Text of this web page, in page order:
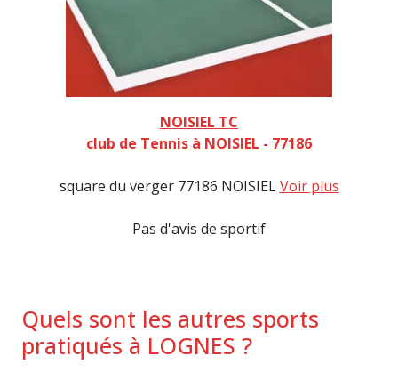
NOISIEL TC
club de Tennis à NOISIEL - 77186
square du verger 77186 NOISIELVoir plus
Pas d'avis de sportif
Quels sont les autres sports
pratiqués à LOGNES ?